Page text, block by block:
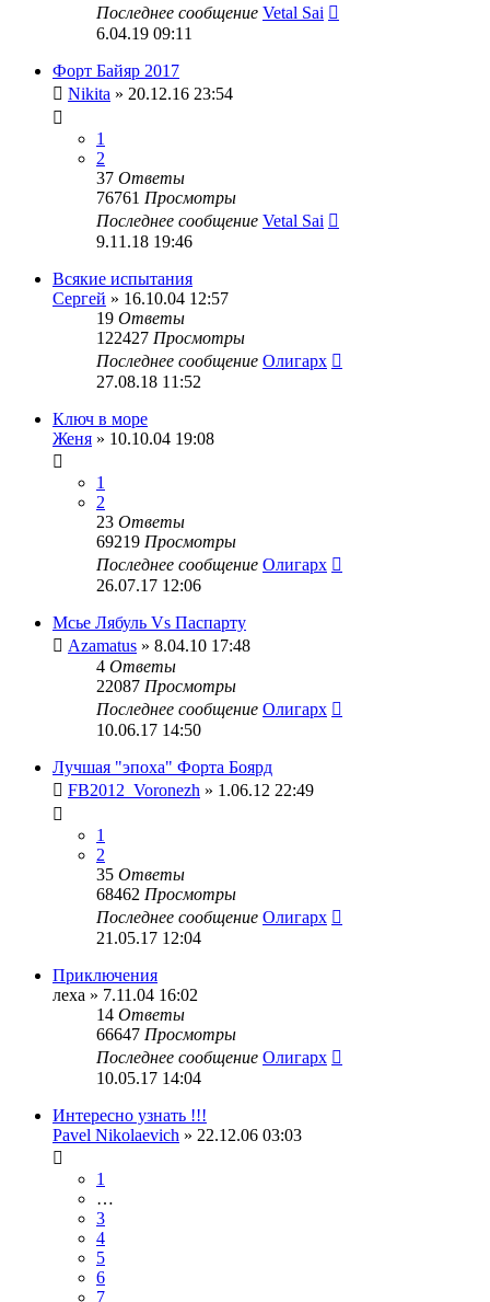
Последнее сообщение Vetal Sai
6.04.19 09:11
Форт Байяр 2017
Nikita » 20.12.16 23:54
1
2
37 Ответы
76761 Просмотры
Последнее сообщение Vetal Sai
9.11.18 19:46
Всякие испытания
Сергей » 16.10.04 12:57
19 Ответы
122427 Просмотры
Последнее сообщение Олигарх
27.08.18 11:52
Ключ в море
Женя » 10.10.04 19:08
1
2
23 Ответы
69219 Просмотры
Последнее сообщение Олигарх
26.07.17 12:06
Мсье Лябуль Vs Паспарту
Azamatus » 8.04.10 17:48
4 Ответы
22087 Просмотры
Последнее сообщение Олигарх
10.06.17 14:50
Лучшая "эпоха" Форта Боярд
FB2012_Voronezh » 1.06.12 22:49
1
2
35 Ответы
68462 Просмотры
Последнее сообщение Олигарх
21.05.17 12:04
Приключения
леха » 7.11.04 16:02
14 Ответы
66647 Просмотры
Последнее сообщение Олигарх
10.05.17 14:04
Интересно узнать !!!
Pavel Nikolaevich » 22.12.06 03:03
1
…
3
4
5
6
7